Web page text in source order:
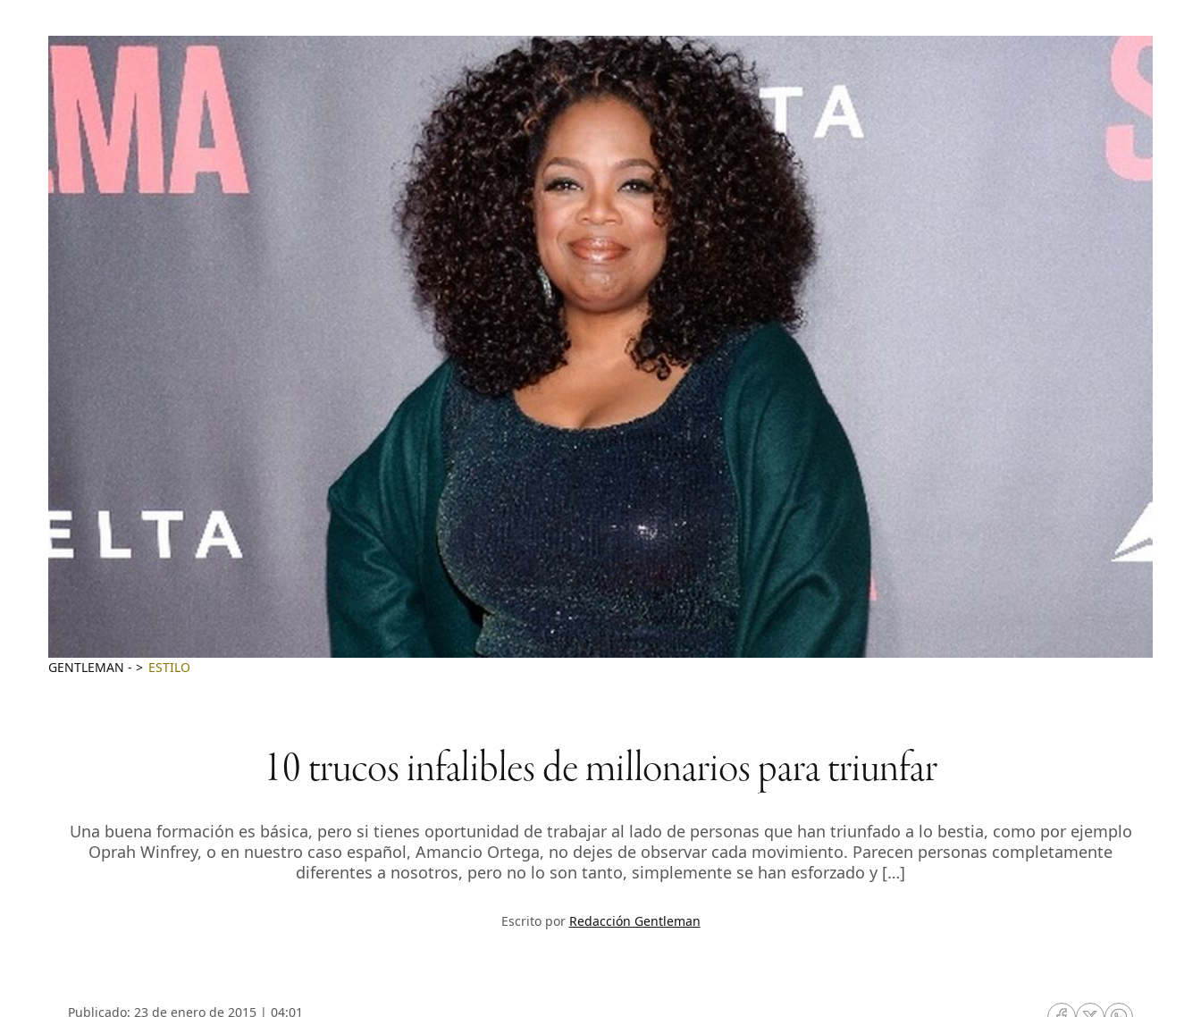
GENTLEMAN - ESTILO
10 trucos infalibles de millonarios para triunfar
Una buena formación es básica, pero si tienes oportunidad de trabajar al lado de personas que han triunfado a lo bestia, como por ejemplo
Oprah Winfrey, o en nuestro caso español, Amancio Ortega, no dejes de observar cada movimiento. Parecen personas completamente
diferentes a nosotros, pero no lo son tanto, simplemente se han esforzado y […]
Escrito por Redacción Gentleman
Publicado: 23 de enero de 2015 | 04:01